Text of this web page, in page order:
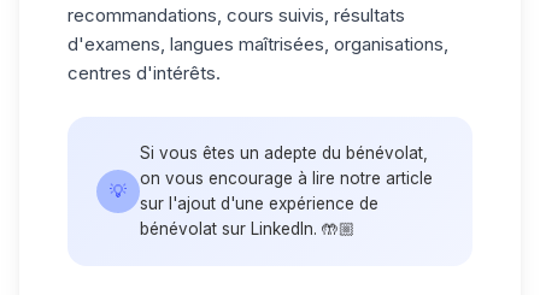
recommandations, cours suivis, résultats
d'examens, langues maîtrisées, organisations,
centres d'intérêts.
💡
Si vous êtes un adepte du bénévolat,
on vous encourage à lire notre article
sur l'ajout d'une expérience de
bénévolat sur LinkedIn. 🤲🏼